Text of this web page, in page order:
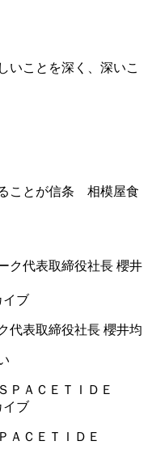
いことを深く、深いこ
ことが信条 相模屋食
イブ
代表取締役社長 櫻井均
イブ
ＡＣＥＴＩＤＥ